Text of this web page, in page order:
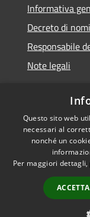
Informativa
Decreto di
Responsabile
Note legali
RSS
Accessibilità
Cookie
Mappa del sito
Piano di
Questo sito web
necessari al
nonché un
Per maggiori